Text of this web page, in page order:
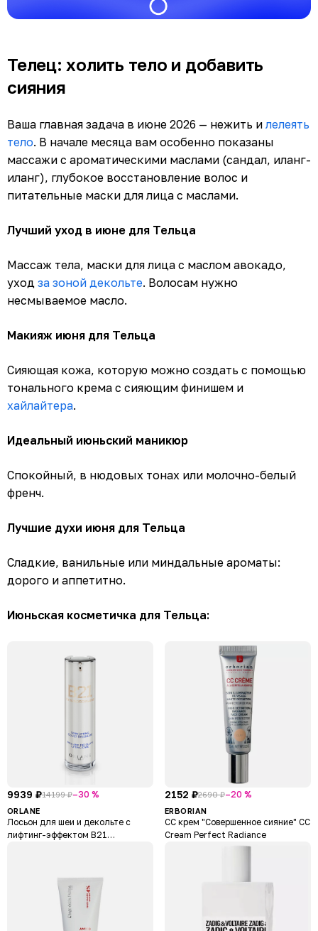
Телец: холить тело и добавить
сияния
Ваша главная задача в июне 2026 — нежить и лелеять
тело. В начале месяца вам особенно показаны
массажи с ароматическими маслами (сандал, иланг-
иланг), глубокое восстановление волос и
питательные маски для лица с маслами.
Лучший уход в июне для Тельца
Массаж тела, маски для лица с маслом авокадо,
уход за зоной декольте. Волосам нужно
несмываемое масло.
Макияж июня для Тельца
Сияющая кожа, которую можно создать с помощью
тонального крема с сияющим финишем и
хайлайтера.
Идеальный июньский маникюр
Спокойный, в нюдовых тонах или молочно-белый
френч.
Лучшие духи июня для Тельца
Сладкие, ванильные или миндальные ароматы:
дорого и аппетитно.
Июньская косметичка для Тельца:
9939 ₽14199 ₽–30 %
ORLANE
Лосьон для шеи и декольте с
лифтинг-эффектом B21
2152 ₽2690 ₽–20 %
ERBORIAN
СС крем "Совершенное сияние" CC
Cream Perfect Radiance